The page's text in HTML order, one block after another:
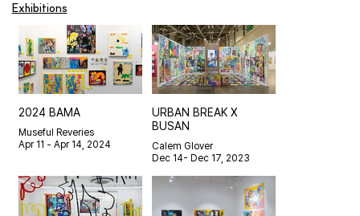
Show More
Exhibitions
2024 BAMA
Museful Reveries
Apr 11 - Apr 14, 2024
URBAN BREAK X
BUSAN
Calem Glover
Dec 14- Dec 17, 2023